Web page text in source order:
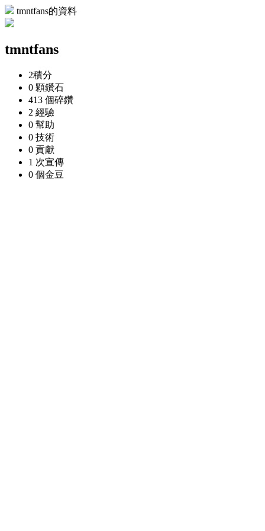
tmntfans的資料
tmntfans
2積分
0 顆鑽石
413 個碎鑽
2 經驗
0 幫助
0 技術
0 貢獻
1 次宣傳
0 個金豆